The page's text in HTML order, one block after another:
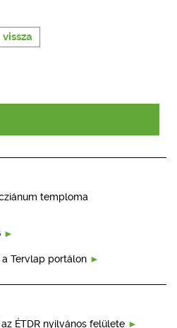
vissza
temploma
Tervlap portálon
ÉTDR nyilvános felülete